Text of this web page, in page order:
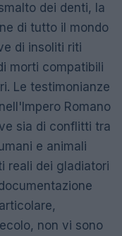
dei denti, la
di tutto il mondo
di insoliti riti
morti compatibili
Le testimonianze
Romano
sia di conflitti tra
e animali
reali dei gladiatori
non vi sono